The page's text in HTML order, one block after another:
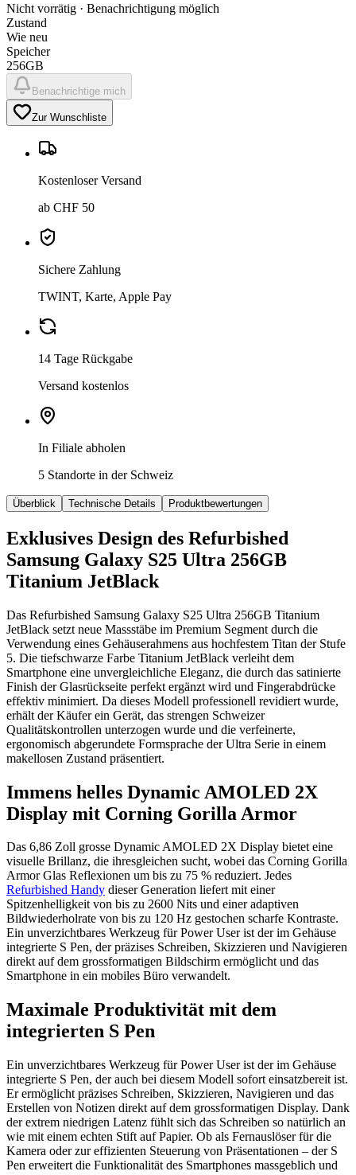
Nicht vorrätig · Benachrichtigung möglich
Zustand
Wie neu
Speicher
256GB
Benachrichtige mich
Zur Wunschliste
Kostenloser Versand
ab CHF 50
Sichere Zahlung
TWINT, Karte, Apple Pay
14 Tage Rückgabe
Versand kostenlos
In Filiale abholen
5 Standorte in der Schweiz
Überblick Technische Details Produktbewertungen
Exklusives Design des Refurbished
Samsung Galaxy S25 Ultra 256GB
Titanium JetBlack
Das Refurbished Samsung Galaxy S25 Ultra 256GB Titanium
JetBlack setzt neue Massstäbe im Premium Segment durch die
Verwendung eines Gehäuserahmens aus hochfestem Titan der Stufe
5. Die tiefschwarze Farbe Titanium JetBlack verleiht dem
Smartphone eine unvergleichliche Eleganz, die durch das satinierte
Finish der Glasrückseite perfekt ergänzt wird und Fingerabdrücke
effektiv minimiert. Da dieses Modell professionell revidiert wurde,
erhält der Käufer ein Gerät, das strengen Schweizer
Qualitätskontrollen unterzogen wurde und die verfeinerte,
ergonomisch abgerundete Formsprache der Ultra Serie in einem
makellosen Zustand präsentiert.
Immens helles Dynamic AMOLED 2X
Display mit Corning Gorilla Armor
Das 6,86 Zoll grosse Dynamic AMOLED 2X Display bietet eine
visuelle Brillanz, die ihresgleichen sucht, wobei das Corning Gorilla
Armor Glas Reflexionen um bis zu 75 % reduziert. Jedes
Refurbished Handy dieser Generation liefert mit einer
Spitzenhelligkeit von bis zu 2600 Nits und einer adaptiven
Bildwiederholrate von bis zu 120 Hz gestochen scharfe Kontraste.
Ein unverzichtbares Werkzeug für Power User ist der im Gehäuse
integrierte S Pen, der präzises Schreiben, Skizzieren und Navigieren
direkt auf dem grossformatigen Bildschirm ermöglicht und das
Smartphone in ein mobiles Büro verwandelt.
Maximale Produktivität mit dem
integrierten S Pen
Ein unverzichtbares Werkzeug für Power User ist der im Gehäuse
integrierte S Pen, der auch bei diesem Modell sofort einsatzbereit ist.
Er ermöglicht präzises Schreiben, Skizzieren, Navigieren und das
Erstellen von Notizen direkt auf dem grossformatigen Display. Dank
der extrem niedrigen Latenz fühlt sich das Schreiben so natürlich an
wie mit einem echten Stift auf Papier. Ob als Fernauslöser für die
Kamera oder zur effizienten Steuerung von Präsentationen – der S
Pen erweitert die Funktionalität des Smartphones massgeblich und